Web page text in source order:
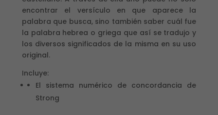
encontrar el versículo en que aparece la
palabra que busca, sino también saber cuál fue
la palabra hebrea o griega que así se tradujo y
los diversos significados de la misma en su uso
original.
Incluye:
El sistema numérico de concordancia de
Strong